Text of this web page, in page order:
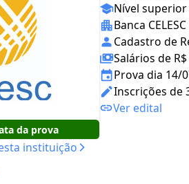
da prova
instituição
Nível superior
Banca CELESC
Cadastro de
Salários de
Prova dia 14/
Inscrições de
Ver edital